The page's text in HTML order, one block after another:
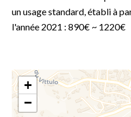
un usage standard, établi à
l'année 2021 : 890€ ~ 1220€
+
−